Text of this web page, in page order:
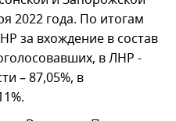
2022 года. По итогам
за вхождение в состав
в ЛНР -
– 87,05%, в